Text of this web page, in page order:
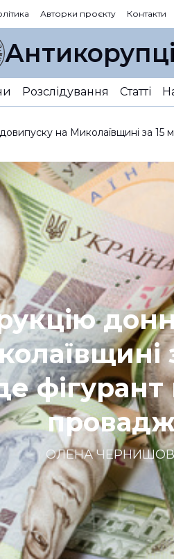
Авторки проєкту Контакти
Розслідування Статті
на Миколаївщині за 15
ОЛЕНА